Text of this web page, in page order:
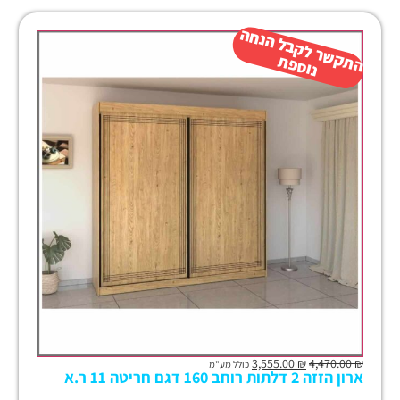
ה
ת
ק
ש
ר
ל
ק
ב
ל
הנ
ח
ה
נו
ס
פ
ת
₪
4,470.00
₪ כולל מע"מ
ארון הזזה 2 דלתות רוחב 160 דגם חריטה 11 ר.א